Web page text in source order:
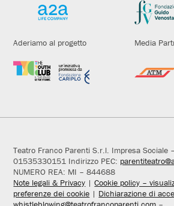
Aderiamo al progetto Media
Teatro Franco Parenti S.r.l. Impresa Sociale
01535330151 Indirizzo PEC:
NUMERO REA: MI – 844688
Note legali & Privacy |Cookie policy –
preferenze dei cookie | Dichiarazione di